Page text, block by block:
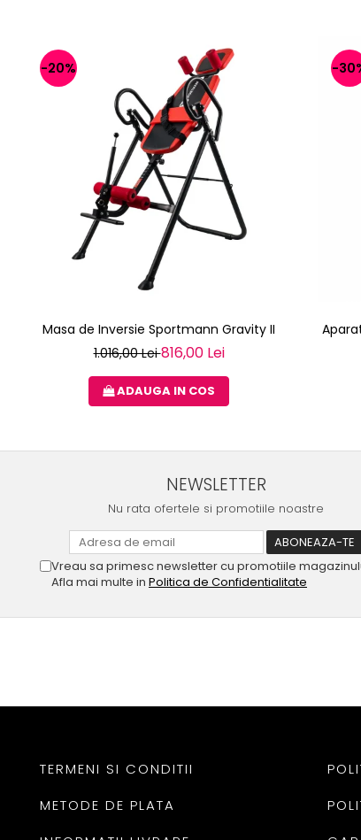
-20%
Masa de Inversie Sportmann Gravity II
1.016,00 Lei816,00 Lei
ADAUGA IN COS
-
NEWSLETTER
Nu rata ofertele si promotiile noastre
Vreau sa primesc newsletter cu promotiile
Afla mai multe in Politica de Confidentialitate
TERMENI SI CONDITII
METODE DE PLATA